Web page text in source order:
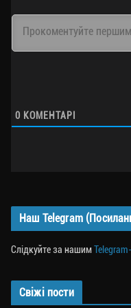
0 КОМЕНТАРІ
Наш Telegram
Слідкуйте за нашим
Свіжі пости